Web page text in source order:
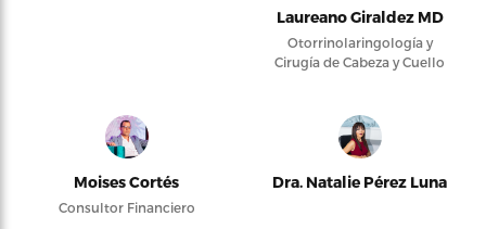
Laureano Giraldez MD
Otorrinolaringología y
Cirugía de Cabeza y Cuello
Moises Cortés
Consultor Financiero
Dra. Natalie Pérez Luna